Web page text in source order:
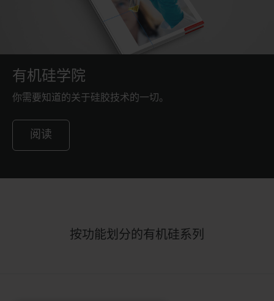
有机硅学院
你需要知道的关于硅胶技术的一切。
阅读
按功能划分的有机硅系列